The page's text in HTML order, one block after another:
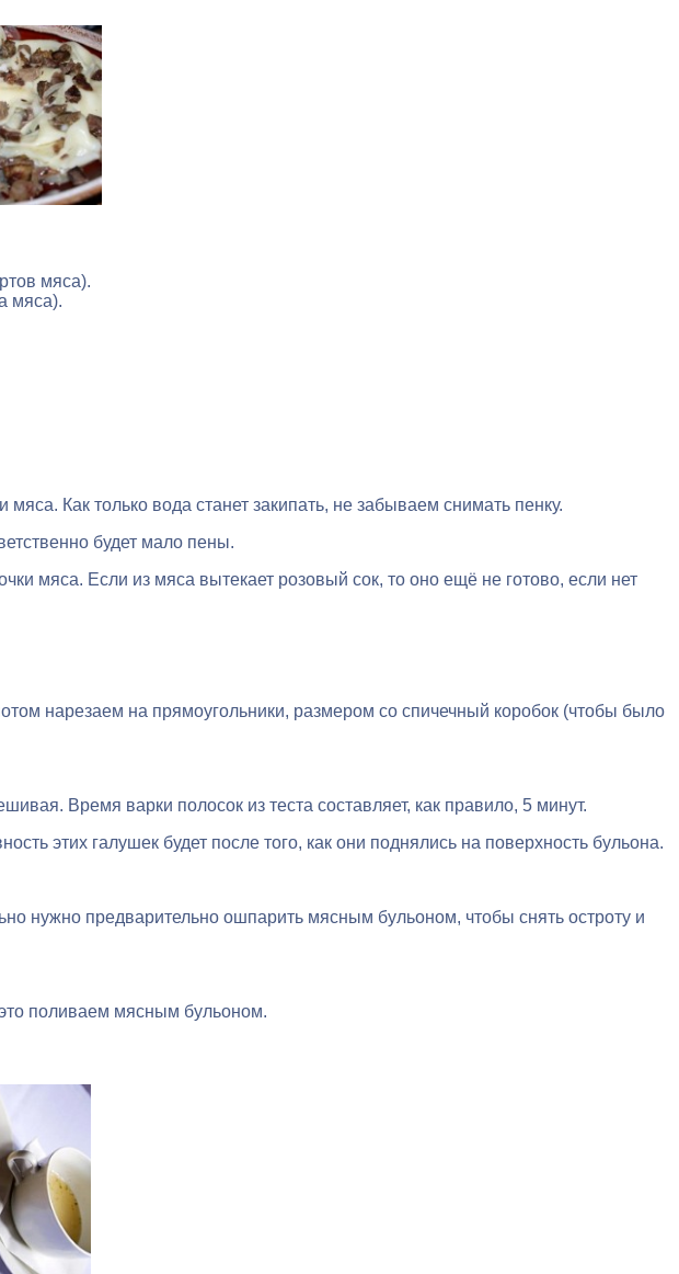
мяса).
мяса).
Как только вода станет закипать, не забываем снимать пенку.
будет мало пены.
мяса. Если из мяса вытекает розовый сок, то оно ещё не готово, если нет
нарезаем на прямоугольники, размером со спичечный коробок (чтобы было
Время варки полосок из теста составляет, как правило, 5 минут.
этих галушек будет после того, как они поднялись на поверхность бульона.
нужно предварительно ошпарить мясным бульоном, чтобы снять остроту и
поливаем мясным бульоном.